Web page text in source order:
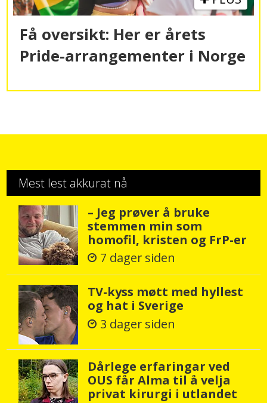
Få oversikt: Her er årets
Pride-arrangementer i Norge
Mest lest akkurat nå
– Jeg prøver å bruke
stemmen min som
homofil, kristen og FrP-er
7 dager siden
TV-kyss møtt med hyllest
og hat i Sverige
3 dager siden
Dårlege erfaringar ved
OUS får Alma til å velja
privat kirurgi i utlandet